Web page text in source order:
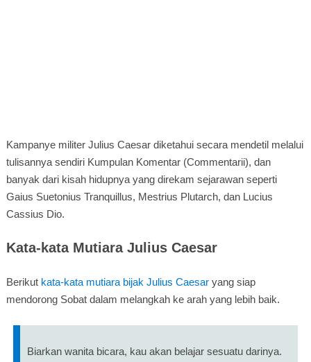
Kampanye militer Julius Caesar diketahui secara mendetil melalui
tulisannya sendiri Kumpulan Komentar (Commentarii), dan
banyak dari kisah hidupnya yang direkam sejarawan seperti
Gaius Suetonius Tranquillus, Mestrius Plutarch, dan Lucius
Cassius Dio.
Kata-kata Mutiara Julius Caesar
Berikut kata-kata mutiara bijak Julius Caesaryang siap
mendorong Sobat dalam melangkah ke arah yang lebih baik.
Biarkan wanita bicara, kau akan belajar sesuatu darinya.